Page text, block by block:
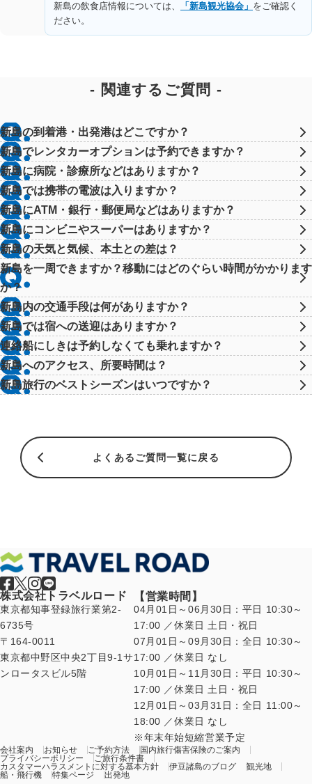
新島の飲食店情報については、
「新島観光協会」 をご確認く
ださい。
関連するご質問
新島の到着港・出発港はどこですか？
新島でレンタカーオプションは予約できますか？
新島に病院・診療所などはありますか？
新島では携帯の電波は入りますか？
新島にATM・銀行・郵便局などはありますか？
新島にコンビニやスーパーはありますか？
新島の天気と気候、本土との差は？
新島を一周できますか？移動にはどのぐらい時間がかかります
か？
新島内の交通手段は何がありますか？
新島では宿への送迎はありますか？
連絡船にしきは予約しなくても乗れますか？
新島へのアクセス、所要時間は？
新島旅行のベストシーズンはいつですか？
よくあるご質問一覧に戻る
株式会社トラベルロード
東京都知事登録旅行業第2-
6735号
〒164-0011
東京都中野区中央2丁目9-1サ
ンロータスビル5階
【営業時間】
04月01日～06月30日：平日 10:30～
17:00 ／休業日 土日・祝日
07月01日～09月30日：全日 10:30～
17:00 ／休業日 なし
10月01日～11月30日：平日 10:30～
17:00 ／休業日 土日・祝日
12月01日～03月31日：全日 11:00～
18:00 ／休業日 なし
年末年始短縮営業予定
会社案内 お知らせ ご予約方法
国内旅行傷害保険のご案内
プライバシーポリシー
ご旅行条件書
カスタマーハラスメントに対する基本方針
伊豆諸島のブログ
観光地
船・飛行機
特集ページ 出発地